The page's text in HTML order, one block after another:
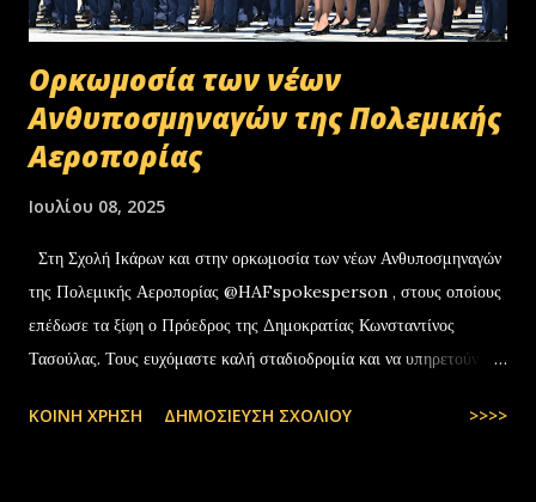
Oρκωμοσία των νέων
Ανθυποσμηναγών της Πολεμικής
Αεροπορίας
Ιουλίου 08, 2025
Στη Σχολή Ικάρων και στην ορκωμοσία των νέων Ανθυποσμηναγών
της Πολεμικής Αεροπορίας @HAFspokesperson , στους οποίους
επέδωσε τα ξίφη ο Πρόεδρος της Δημοκρατίας Κωνσταντίνος
Τασούλας. Τους ευχόμαστε καλή σταδιοδρομία και να υπηρετούν με
pic.twitter.com/t6bNFBH5Ce — Nikos Dendias
ΚΟΙΝΉ ΧΡΉΣΗ ΔΗΜΟΣΊΕΥΣΗ ΣΧΟΛΊΟΥ >>>>